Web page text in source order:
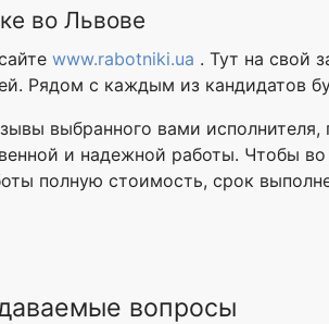
во Львове
www.rabotniki.ua . Тут на свой
Рядом с каждым из кандидатов
выбранного вами
и надежной работы. Чтобы
полную стоимость, срок
вопросы